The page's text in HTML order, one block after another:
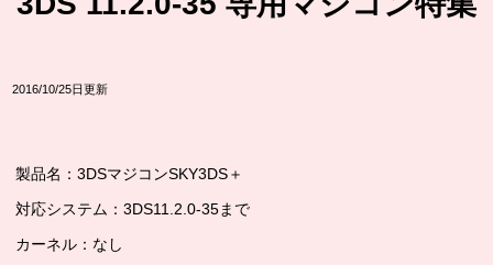
2016/10/25日更新
製品名：3DSマジコンSKY3DS＋
対応システム：3DS11.2.0-35まで
カーネル：なし